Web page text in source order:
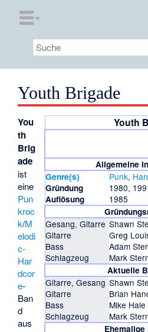
Youth Brigade
Youth
Allgemeine
Genre(s)
Punk,
Gründung 1980,
Auflösung 1985
Gesang, Gitarre Shawn
Gitarre
Greg
Bass Adam
Schlagzeug Mark
Aktuelle
Gitarre, Gesang Shawn
Gitarre
Brian
Bass Mike Hale
Schlagzeug Mark
You
th
Brig
ade
ist
eine
Pun
kroc
k/M
elodi
c-
Har
dcor
e-
Ban
d
aus